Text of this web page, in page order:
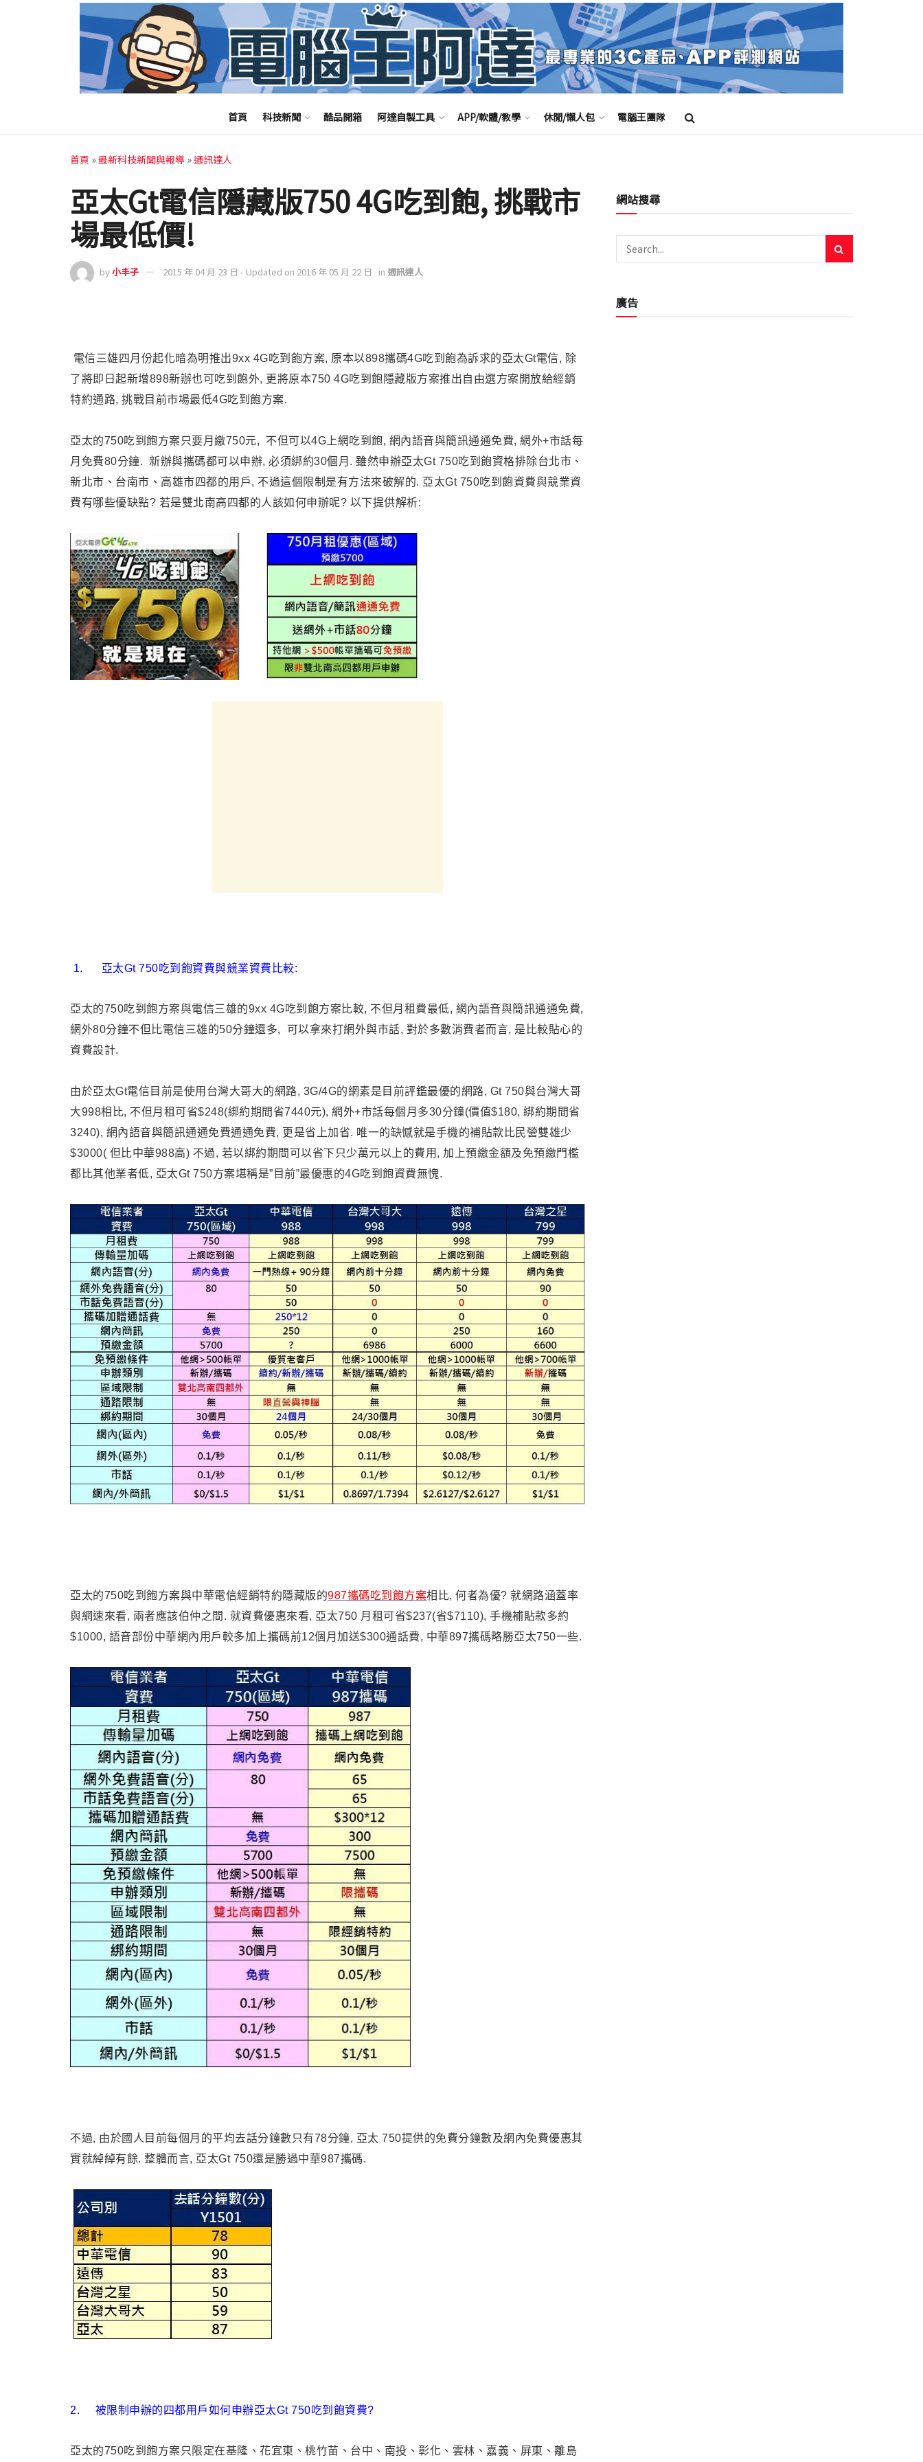
首頁 科技新聞 酷品開箱 阿達自製工具 APP/軟體/教學 休閒/懶人包 電腦王團隊
首頁 »最新科技新聞與報導 »通訊達人
亞太Gt電信隱藏版750 4G吃到飽, 挑戰市
場最低價!
by小丰子 2015 年 04 月 23 日 - Updated on 2016 年 05 月 22 日 in 通訊達人
電信三雄四月份起化暗為明推出9xx 4G吃到飽方案, 原本以898攜碼4G吃到飽為訴求的亞太Gt電信, 除
了將即日起新增898新辦也可吃到飽外, 更將原本750 4G吃到飽隱藏版方案推出自由選方案開放給經銷
特約通路, 挑戰目前市場最低4G吃到飽方案.
亞太的750吃到飽方案只要月繳750元, 不但可以4G上網吃到飽, 網內語音與簡訊通通免費, 網外+市話每
月免費80分鐘. 新辦與攜碼都可以申辦, 必須綁約30個月. 雖然申辦亞太Gt 750吃到飽資格排除台北市、
新北市、台南市、高雄市四都的用戶, 不過這個限制是有方法來破解的. 亞太Gt 750吃到飽資費與競業資
費有哪些優缺點? 若是雙北南高四都的人該如何申辦呢? 以下提供解析:
1. 亞太Gt 750吃到飽資費與競業資費比較:
亞太的750吃到飽方案與電信三雄的9xx 4G吃到飽方案比較, 不但月租費最低, 網內語音與簡訊通通免費,
網外80分鐘不但比電信三雄的50分鐘還多, 可以拿來打網外與市話, 對於多數消費者而言, 是比較貼心的
資費設計.
由於亞太Gt電信目前是使用台灣大哥大的網路, 3G/4G的網素是目前評鑑最優的網路, Gt 750與台灣大哥
大998相比, 不但月租可省$248(綁約期間省7440元), 網外+市話每個月多30分鐘(價值$180, 綁約期間省
3240), 網內語音與簡訊通通免費通通免費, 更是省上加省. 唯一的缺憾就是手機的補貼款比民營雙雄少
$3000( 但比中華988高) 不過, 若以綁約期間可以省下只少萬元以上的費用, 加上預繳金額及免預繳門檻
都比其他業者低, 亞太Gt 750方案堪稱是”目前”最優惠的4G吃到飽資費無愧.
亞太的750吃到飽方案與中華電信經銷特約隱藏版的987攜碼吃到飽方案相比, 何者為優? 就網路涵蓋率
與網速來看, 兩者應該伯仲之間. 就資費優惠來看, 亞太750 月租可省$237(省$7110), 手機補貼款多約
$1000, 語音部份中華網內用戶較多加上攜碼前12個月加送$300通話費, 中華897攜碼略勝亞太750一些.
不過, 由於國人目前每個月的平均去話分鐘數只有78分鐘, 亞太 750提供的免費分鐘數及網內免費優惠其
實就綽綽有餘. 整體而言, 亞太Gt 750還是勝過中華987攜碼.
2. 被限制申辦的四都用戶如何申辦亞太Gt 750吃到飽資費?
亞太的750吃到飽方案只限定在基隆、花宜東、桃竹苗、台中、南投、彰化、雲林、嘉義、屏東、離島
網站搜尋
廣告